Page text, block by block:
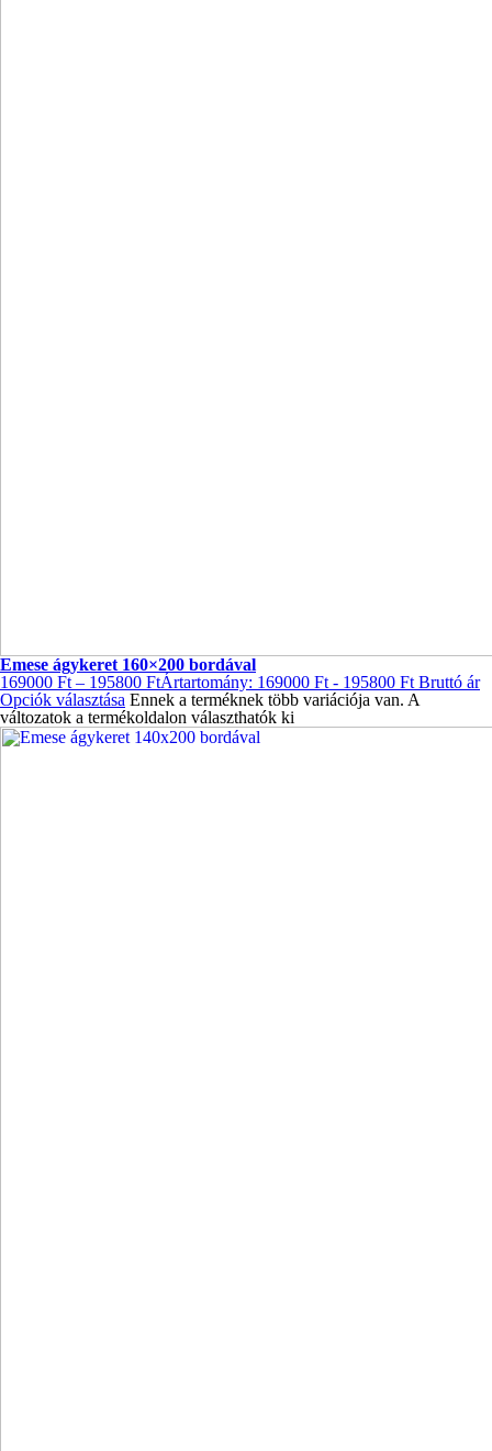
Emese ágykeret 160×200 bordával
169000 Ft – 195800 FtÁrtartomány: 169000 Ft - 195800 Ft Bruttó ár
Opciók választása Ennek a terméknek több variációja van. A
változatok a termékoldalon választhatók ki